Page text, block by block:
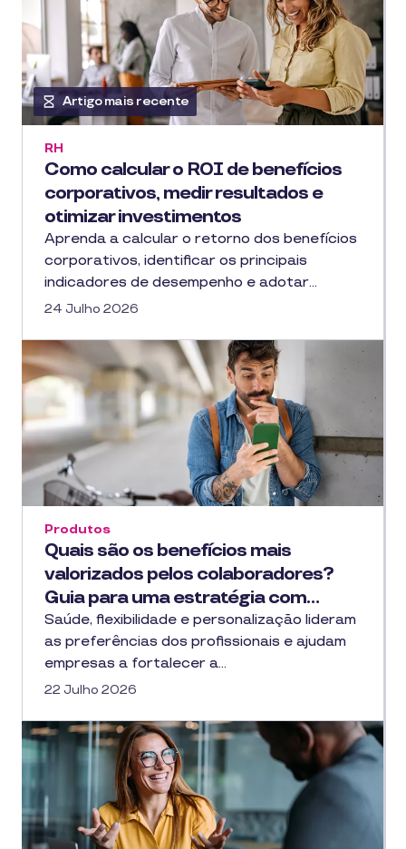
Artigo mais recente
Como calcular o ROI de benefícios
corporativos, medir resultados e
otimizar investimentos
RH
Aprenda a calcular o retorno dos benefícios
corporativos, identificar os principais
indicadores de desempenho e adotar…
24 Julho 2026
Quais são os benefícios mais
valorizados pelos colaboradores?
Guia para uma estratégia com…
Produtos
Saúde, flexibilidade e personalização lideram
as preferências dos profissionais e ajudam
empresas a fortalecer a…
22 Julho 2026